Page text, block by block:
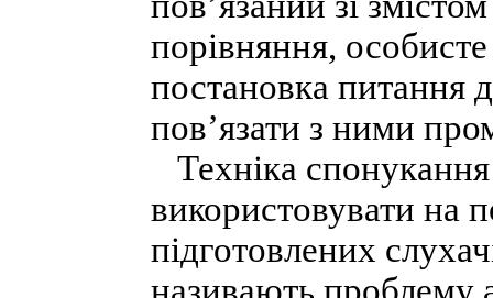
порівняння,
постановка питання
пов’язати з ними
Техніка
використовувати на
підготовлених